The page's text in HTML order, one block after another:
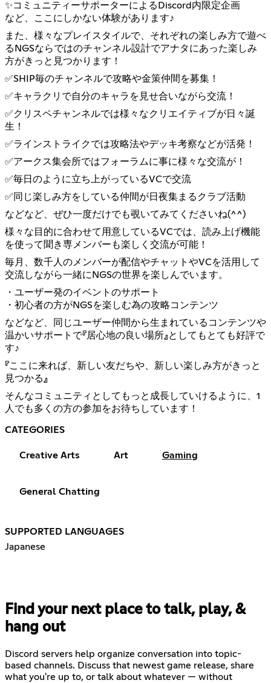
✨コミュニティーサポーターによるDiscord内限定企画
など、ここにしかない体験があります♪
また、様々なプレイスタイルで、それぞれの楽しみ方で遊べ
るNGSならではのチャンネル設計でアナタにあった楽しみ
方がきっと見つかります！
✅SHIP毎のチャンネルで攻略や金策仲間を募集！
✅キャラクリで自分のキャラを見せ合いながら交流！
✅クリスペチャンネルでは様々なクリエイティブが日々誕
生！
✅ラインストライクでは攻略法やデッキ考察などが活発！
✅アークス集会所ではフォーラムに事に様々な交流が！
✅毎日のように立ち上がっているVCで交流
✅同じ楽しみ方をしている仲間が日夜集まるクラブ活動
などなど、ぜひ一度だけでも覗いてみてくださいね(^^)
様々な目的に合わせて用意しているVCでは、読み上げ機能
を使って聞き専メンバーも楽しく交流が可能！
毎月、数千人のメンバーが配信やチャットやVCを活用して
交流しながら一緒にNGSの世界を楽しんでいます。
・ユーザー発のイベントのサポート
・初心者の方がNGSを楽しむ為の攻略コンテンツ
などなど、同じユーザー仲間から生まれているコンテンツや
温かいサポートで『居心地の良い場所』としてもとても好評で
す♪
『ここに来れば、新しい友だちや、新しい楽しみ方がきっと
見つかる』
そんなコミュニティとしてもっと成長していけるように、1
人でも多くの方の参加をお待ちしています！
CATEGORIES
Creative Arts Art Gaming
General Chatting
SUPPORTED LANGUAGES
Japanese
Find your next place to talk, play, &
hang out
Discord servers help organize conversation into topic-
based channels. Discuss that newest game release, share
what you're up to, or talk about whatever — without